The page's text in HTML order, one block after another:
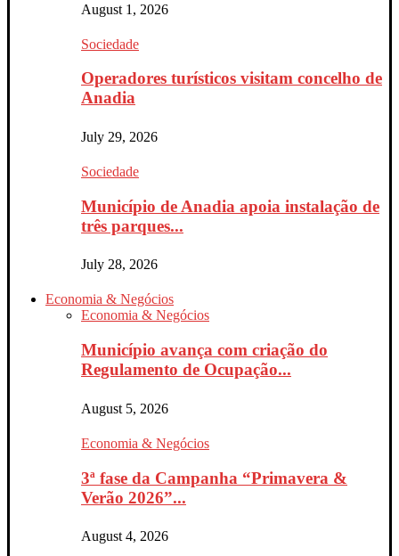
August 1, 2026
Sociedade
Operadores turísticos visitam concelho de
Anadia
July 29, 2026
Sociedade
Município de Anadia apoia instalação de
três parques...
July 28, 2026
Economia & Negócios
Economia & Negócios
Município avança com criação do
Regulamento de Ocupação...
August 5, 2026
Economia & Negócios
3ª fase da Campanha “Primavera &
Verão 2026”...
August 4, 2026